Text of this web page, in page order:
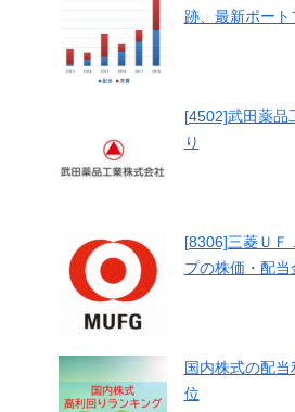
跡、最新ポート
[4502]武田薬品
り
[8306]三菱ＵＦ
プの株価・配当
国内株式の配
位